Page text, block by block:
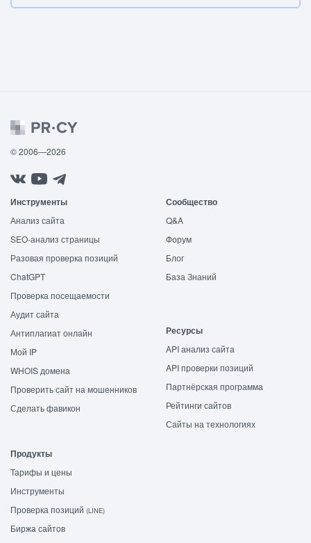
© 2006—2026
Инструменты
Анализ сайта
SEO-анализ страницы
Разовая проверка позиций
ChatGPT
Проверка посещаемости
Аудит сайта
Антиплагиат онлайн
Мой IP
WHOIS домена
Проверить сайт на мошенников
Сделать фавикон
Сообщество
Q&A
Форум
Блог
База Знаний
Ресурсы
API анализ сайта
API проверки позиций
Партнёрская программа
Рейтинги сайтов
Сайты на технологиях
Продукты
Тарифы и цены
Инструменты
Проверка позиций (LINE)
Биржа сайтов